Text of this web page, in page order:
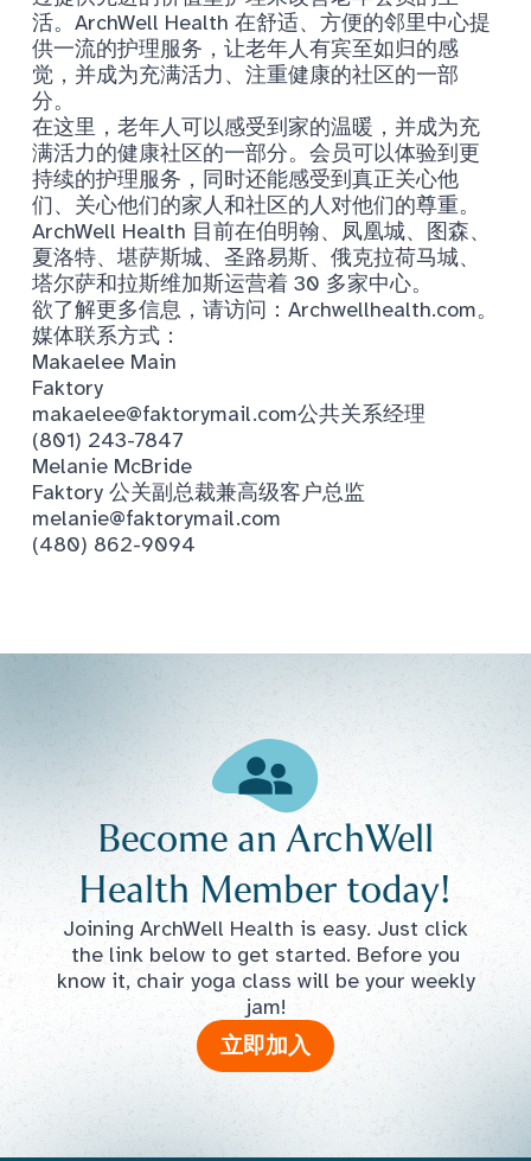
活。ArchWell Health 在舒适、方便的邻里中心提
供一流的护理服务，让老年人有宾至如归的感
觉，并成为充满活力、注重健康的社区的一部
分。
在这里，老年人可以感受到家的温暖，并成为充
满活力的健康社区的一部分。会员可以体验到更
持续的护理服务，同时还能感受到真正关心他
们、关心他们的家人和社区的人对他们的尊重。
ArchWell Health 目前在伯明翰、凤凰城、图森、
夏洛特、堪萨斯城、圣路易斯、俄克拉荷马城、
塔尔萨和拉斯维加斯运营着 30 多家中心。
欲了解更多信息，请访问：Archwellhealth.com。
媒体联系方式：
Makaelee Main
Faktory
makaelee@faktorymail.com公共关系经理
(801) 243-7847
Melanie McBride
Faktory 公关副总裁兼高级客户总监
melanie@faktorymail.com
(480) 862-9094
Become an ArchWell
Health Member today!
Joining ArchWell Health is easy. Just click
the link below to get started. Before you
know it, chair yoga class will be your weekly
jam!
立即加入